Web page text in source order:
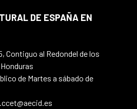
DE ESPAÑA EN
Contiguo al Redondel de los
de Martes a sábado de